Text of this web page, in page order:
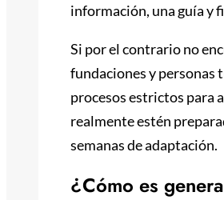
información, una guía y
Si por el contrario no
fundaciones y personas
procesos estrictos para
realmente estén
semanas de adaptación.
¿Cómo es